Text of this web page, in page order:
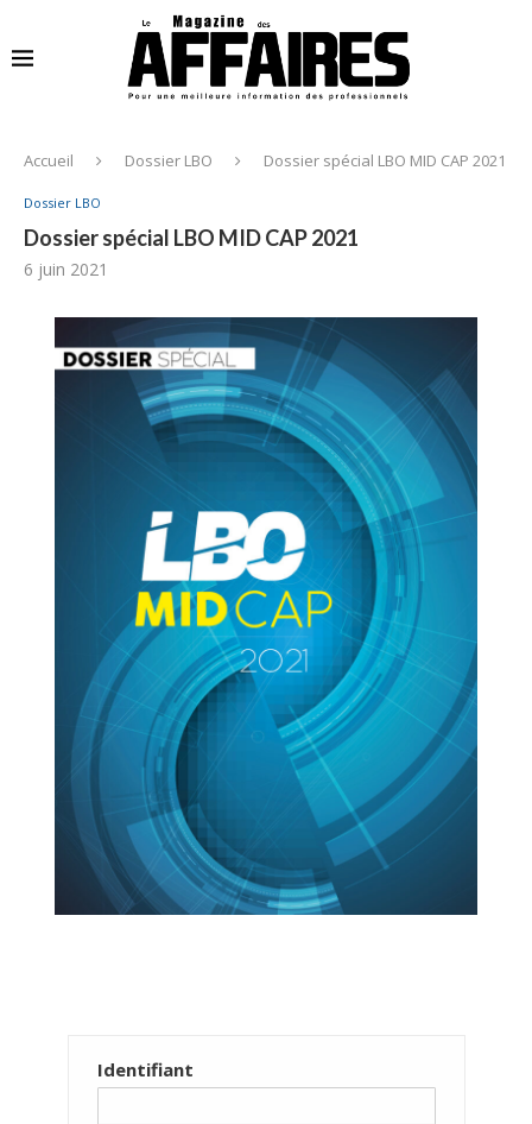
Accueil Dossier LBO Dossier spécial LBO MID CAP 2021
Dossier LBO
Dossier spécial LBO MID CAP 2021
6 juin 2021
Identifiant